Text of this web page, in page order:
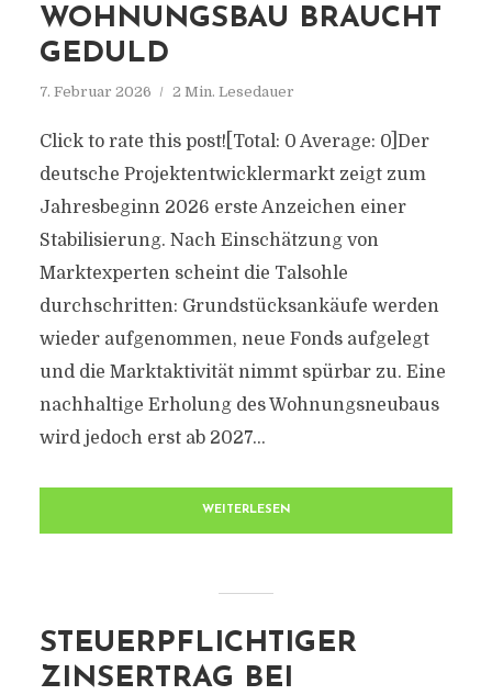
WOHNUNGSBAU BRAUCHT
GEDULD
7. Februar 2026 2 Min. Lesedauer
Click to rate this post![Total: 0 Average: 0]Der
deutsche Projektentwicklermarkt zeigt zum
Jahresbeginn 2026 erste Anzeichen einer
Stabilisierung. Nach Einschätzung von
Marktexperten scheint die Talsohle
durchschritten: Grundstücksankäufe werden
wieder aufgenommen, neue Fonds aufgelegt
und die Marktaktivität nimmt spürbar zu. Eine
nachhaltige Erholung des Wohnungsneubaus
wird jedoch erst ab 2027...
WEITERLESEN
STEUERPFLICHTIGER
ZINSERTRAG BEI